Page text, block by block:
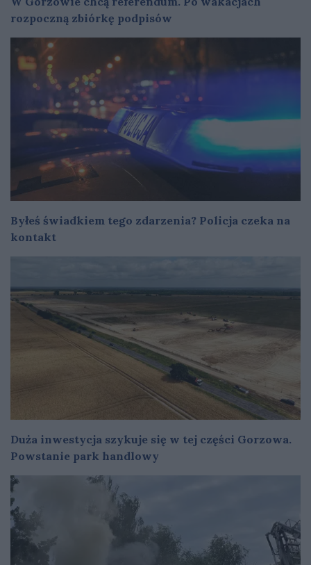
rozpoczną zbiórkę podpisów
Byłeś świadkiem tego zdarzenia? Policja czeka na
kontakt
Duża inwestycja szykuje się w tej części Gorzowa.
Powstanie park handlowy